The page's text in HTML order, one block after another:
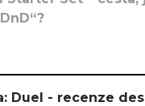
Duel - recenze